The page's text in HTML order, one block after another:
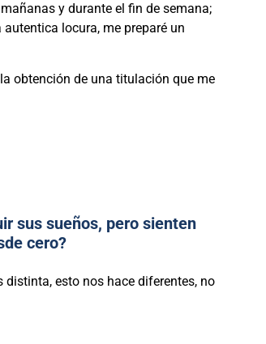
y durante el fin de semana;
locura, me preparé un
obtención de una titulación que me
sus sueños, pero sienten
cero?
esto nos hace diferentes, no